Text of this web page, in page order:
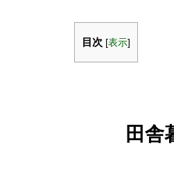
目次 [表示]
田舎